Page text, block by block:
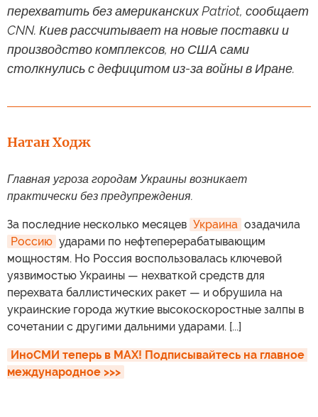
перехватить без американских Patriot, сообщает
CNN. Киев рассчитывает на новые поставки и
производство комплексов, но США сами
столкнулись с дефицитом из-за войны в Иране.
Натан Ходж
Главная угроза городам Украины возникает
практически без предупреждения.
За последние несколько месяцев Украина озадачила
Россию ударами по нефтеперерабатывающим
мощностям. Но Россия воспользовалась ключевой
уязвимостью Украины — нехваткой средств для
перехвата баллистических ракет — и обрушила на
украинские города жуткие высокоскоростные залпы в
сочетании с другими дальними ударами. [...]
ИноСМИ теперь в MAX! Подписывайтесь на главное
международное >>>